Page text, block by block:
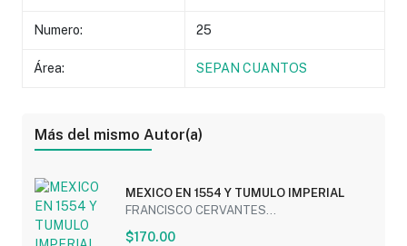
Numero: 25
Área: SEPAN CUANTOS
Más del mismo Autor(a)
MEXICO EN 1554 Y TUMULO IMPERIAL
FRANCISCO CERVANTES...
$170.00